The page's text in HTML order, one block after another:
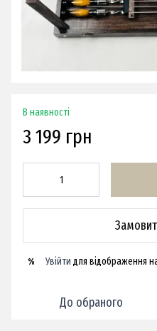
В наявності
3 199 грн
% Увійти для відображення
До обраного